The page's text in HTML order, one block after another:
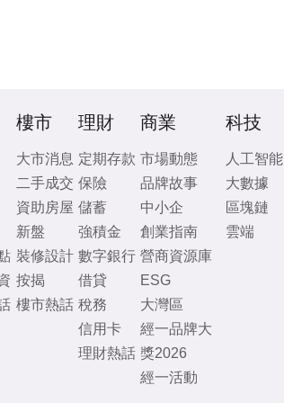
樓市
大市消息
二手成交
資助房屋
新盤
裝修設計
按揭
樓市熱話
理財
定期存款
保險
儲蓄
強積金
數字銀行
借貸
稅務
信用卡
理財熱話
商業
市場動態
品牌故事
中小企
創業指南
營商資源庫
ESG
大灣區
經一品牌大
獎2026
經一活動
科技
人工智能
大數據
區塊鏈
雲端